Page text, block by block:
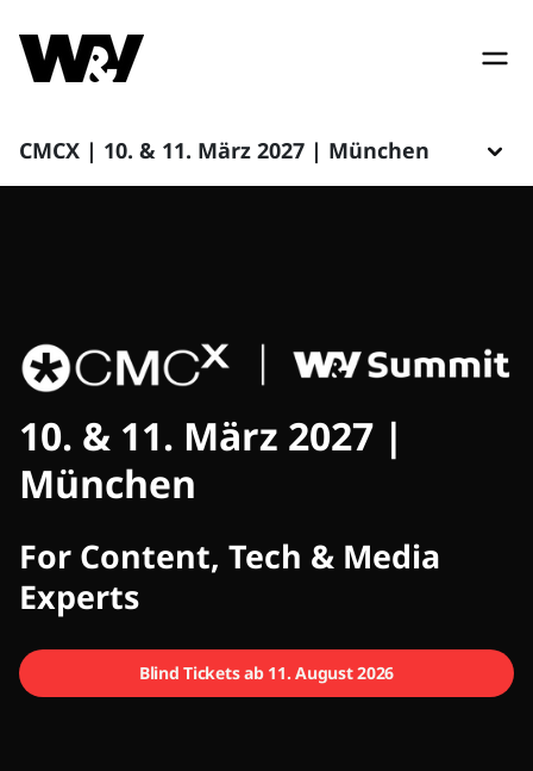
CMCX | 10. & 11. März 2027 | München
CMCX
10. & 11. März 2027 |
München
For Content, Tech & Media
Experts
Blind Tickets ab 11. August 2026